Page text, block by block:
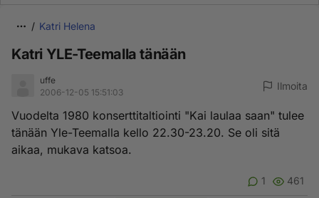
Katri Helena
Katri YLE-Teemalla tänään
uffe
2006-12-05 15:51:03
Ilmoita
Vuodelta 1980 konserttitaltiointi "Kai laulaa saan" tulee
tänään Yle-Teemalla kello 22.30-23.20. Se oli sitä
aikaa, mukava katsoa.
1 461